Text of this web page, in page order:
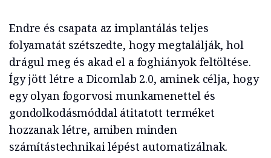
Endre és csapata az implantálás teljes
folyamatát szétszedte, hogy megtalálják, hol
drágul meg és akad el a foghiányok feltöltése.
Így jött létre a Dicomlab 2.0, aminek célja, hogy
egy olyan fogorvosi munkamenettel és
gondolkodásmóddal átitatott terméket
hozzanak létre, amiben minden
számítástechnikai lépést automatizálnak.